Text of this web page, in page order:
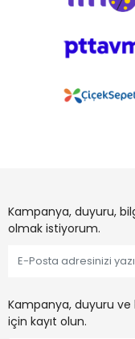
Kampanya, duyuru,
olmak istiyorum.
Kampanya, duyuru
için kayıt olun.